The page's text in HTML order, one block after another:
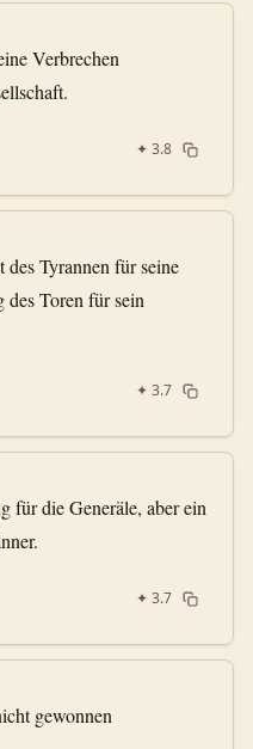
Verbrechen
✦ 3.8
Tyrannen für seine
Toren für sein
✦ 3.7
für die Generäle, aber ein
✦ 3.7
gewonnen